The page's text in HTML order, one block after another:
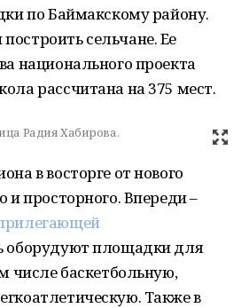
по Баймакскому району.
сельчане. Ее
национального проекта
рассчитана на 375 мест.
Радия Хабирова.
в восторге от нового
и просторного. Впереди –
оборудуют площадки для
числе баскетбольную,
Также в